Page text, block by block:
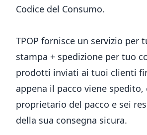
Codice del Consumo.
TPOP fornisce un servizio per
stampa + spedizione per tuo
prodotti inviati ai tuoi clienti
appena il pacco viene
proprietario del pacco e sei
della sua consegna sicura.